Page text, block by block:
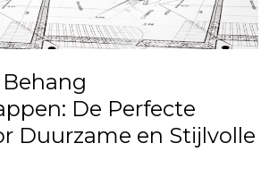
Behang
De Perfecte
Duurzame en Stijlvolle